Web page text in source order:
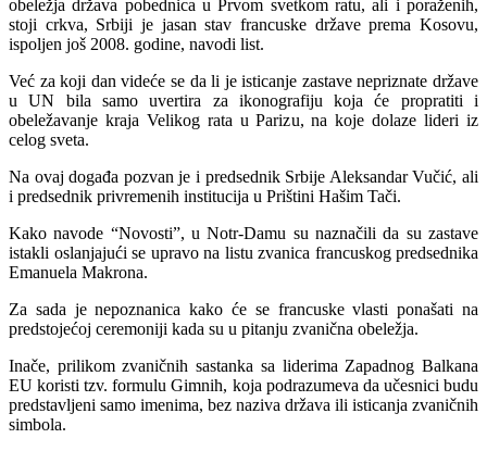
obeležja država pobednica u Prvom svetkom ratu, ali i poraženih,
stoji crkva, Srbiji je jasan stav francuske države prema Kosovu,
ispoljen još 2008. godine, navodi list.
Već za koji dan videće se da li je isticanje zastave nepriznate države
u UN bila samo uvertira za ikonografiju koja će propratiti i
obeležavanje kraja Velikog rata u Parizu, na koje dolaze lideri iz
celog sveta.
Na ovaj događa pozvan je i predsednik Srbije Aleksandar Vučić, ali
i predsednik privremenih institucija u Prištini Hašim Tači.
Kako navode “Novosti”, u Notr-Damu su naznačili da su zastave
istakli oslanjajući se upravo na listu zvanica francuskog predsednika
Emanuela Makrona.
Za sada je nepoznanica kako će se francuske vlasti ponašati na
predstojećoj ceremoniji kada su u pitanju zvanična obeležja.
Inače, prilikom zvaničnih sastanka sa liderima Zapadnog Balkana
EU koristi tzv. formulu Gimnih, koja podrazumeva da učesnici budu
predstavljeni samo imenima, bez naziva država ili isticanja zvaničnih
simbola.